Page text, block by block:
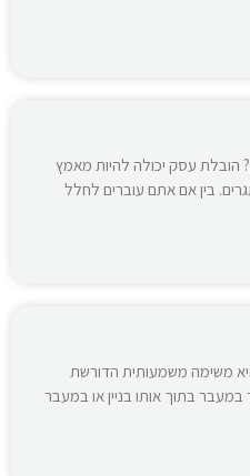
הובלת עסק יכולה להיות מאמץ
בין אם אתם עוברים לחלל
משימה משמעותית הדורשת
במעבר בתוך אותו בניין או במעבר